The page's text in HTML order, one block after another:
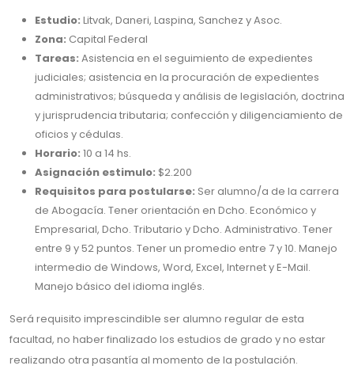
Estudio: Litvak, Daneri, Laspina, Sanchez y Asoc.
Zona: Capital Federal
Tareas: Asistencia en el seguimiento de expedientes
judiciales; asistencia en la procuración de expedientes
administrativos; búsqueda y análisis de legislación, doctrina
y jurisprudencia tributaria; confección y diligenciamiento de
oficios y cédulas.
Horario: 10 a 14 hs.
Asignación estimulo: $2.200
Requisitos para postularse: Ser alumno/a de la carrera
de Abogacía. Tener orientación en Dcho. Económico y
Empresarial, Dcho. Tributario y Dcho. Administrativo. Tener
entre 9 y 52 puntos. Tener un promedio entre 7 y 10. Manejo
intermedio de Windows, Word, Excel, Internet y E-Mail.
Manejo básico del idioma inglés.
Será requisito imprescindible ser alumno regular de esta
facultad, no haber finalizado los estudios de grado y no estar
realizando otra pasantía al momento de la postulación.